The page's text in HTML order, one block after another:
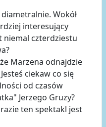
Wokół
interesujący
niemal czterdziestu
Marzena odnajdzie
ciekaw co się
od czasów
Jerzego Gruzy?
ten spektakl jest